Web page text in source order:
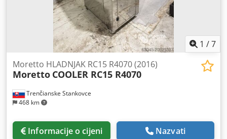
1 /7
Trenčianske Stankovce
468 km
Moretto HLADNJAK RC15 R4070 (2016)
Moretto COOLER RC15 R4070
Informacije o cijeni Nazvati